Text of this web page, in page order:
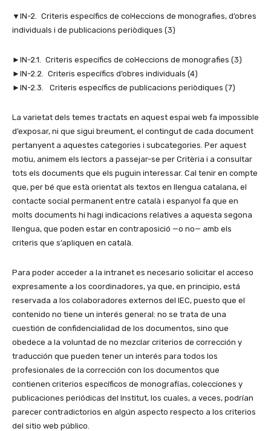
▼IN-2. Criteris específics de col·leccions de monografies, d’obres
individuals i de publicacions periòdiques (3)
►IN-2.1. Criteris específics de col·leccions de monografies (3)
►IN-2.2. Criteris específics d’obres individuals (4)
►IN-2.3. Criteris específics de publicacions periòdiques (7)
La varietat dels temes tractats en aquest espai web fa impossible
d’exposar, ni que sigui breument, el contingut de cada document
pertanyent a aquestes categories i subcategories. Per aquest
motiu, animem els lectors a passejar-se per Critèria i a consultar
tots els documents que els puguin interessar. Cal tenir en compte
que, per bé que està orientat als textos en llengua catalana, el
contacte social permanent entre català i espanyol fa que en
molts documents hi hagi indicacions relatives a aquesta segona
llengua, que poden estar en contraposició —o no— amb els
criteris que s’apliquen en català.
Para poder acceder a la intranet es necesario solicitar el acceso
expre­sa­mente a los coordinadores, ya que, en principio, está
reservada a los colaboradores externos del IEC, puesto que el
contenido no tiene un interés general: no se trata de una
cuestión de confidencialidad de los documentos, sino que
obedece a la voluntad de no mezclar criterios de corrección y
traducción que pueden tener un interés para todos los
profesionales de la corrección con los documentos que
contienen criterios específicos de monografías, colecciones y
publicaciones perió­dicas del Institut, los cuales, a veces, podrían
parecer contra­dictorios en algún aspecto respecto a los criterios
del sitio web público.